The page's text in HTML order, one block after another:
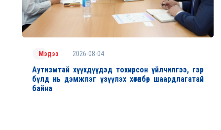
Мэдээ 2026-08-04
Аутизмтай хүүхдүүдэд тохирсон үйлчилгээ, гэр
бүлд нь дэмжлэг үзүүлэх хөтөлбөр шаардлагатай
байна